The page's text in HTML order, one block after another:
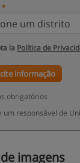
la Política de
informação
obrigatórios
um responsável de
imagens